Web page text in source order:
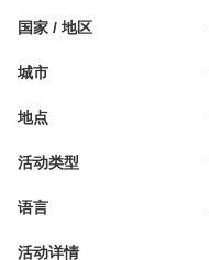
国家 / 地区
城市
地点
活动类型
语言
活动详情